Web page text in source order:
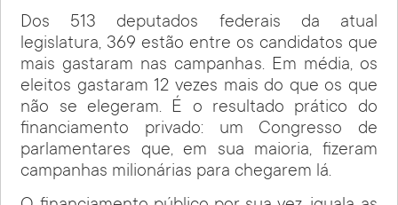
Dos 513 deputados federais da atual
legislatura, 369 estão entre os candidatos que
mais gastaram nas campanhas. Em média, os
eleitos gastaram 12 vezes mais do que os que
não se elegeram. É o resultado prático do
financiamento privado: um Congresso de
parlamentares que, em sua maioria, fizeram
campanhas milionárias para chegarem lá.